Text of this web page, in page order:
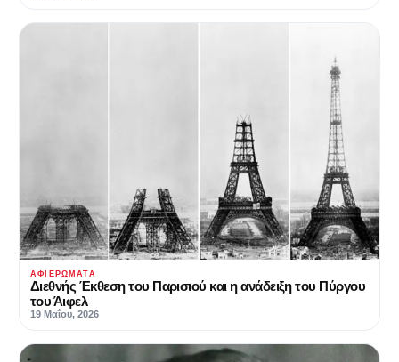
ΑΦΙΕΡΏΜΑΤΑ
Διεθνής Έκθεση του Παρισιού και η ανάδειξη του Πύργου
του Άιφελ
19 Μαΐου, 2026